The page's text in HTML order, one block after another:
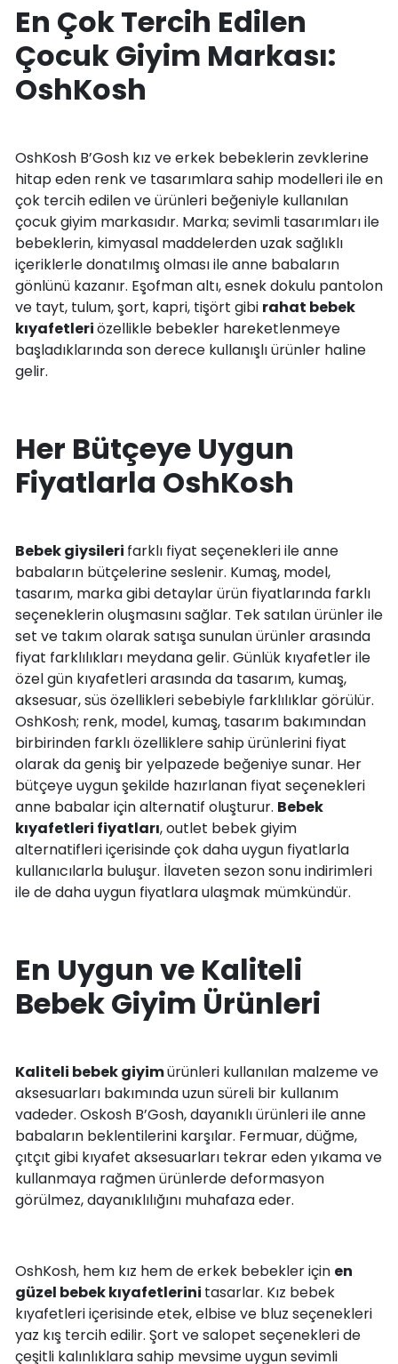
En Çok Tercih Edilen
Çocuk Giyim Markası:
OshKosh
OshKosh B’Gosh kız ve erkek bebeklerin zevklerine
hitap eden renk ve tasarımlara sahip modelleri ile en
çok tercih edilen ve ürünleri beğeniyle kullanılan
çocuk giyim markasıdır. Marka; sevimli tasarımları ile
bebeklerin, kimyasal maddelerden uzak sağlıklı
içeriklerle donatılmış olması ile anne babaların
gönlünü kazanır. Eşofman altı, esnek dokulu pantolon
ve tayt, tulum, şort, kapri, tişört gibi rahat bebek
kıyafetleriözellikle bebekler hareketlenmeye
başladıklarında son derece kullanışlı ürünler haline
gelir.
Her Bütçeye Uygun
Fiyatlarla OshKosh
Bebek giysileri farklı fiyat seçenekleri ile anne
babaların bütçelerine seslenir. Kumaş, model,
tasarım, marka gibi detaylar ürün fiyatlarında farklı
seçeneklerin oluşmasını sağlar. Tek satılan ürünler ile
set ve takım olarak satışa sunulan ürünler arasında
fiyat farklılıkları meydana gelir. Günlük kıyafetler ile
özel gün kıyafetleri arasında da tasarım, kumaş,
aksesuar, süs özellikleri sebebiyle farklılıklar görülür.
OshKosh; renk, model, kumaş, tasarım bakımından
birbirinden farklı özelliklere sahip ürünlerini fiyat
olarak da geniş bir yelpazede beğeniye sunar. Her
bütçeye uygun şekilde hazırlanan fiyat seçenekleri
anne babalar için alternatif oluşturur. Bebek
kıyafetleri fiyatları, outlet bebek giyim
alternatifleri içerisinde çok daha uygun fiyatlarla
kullanıcılarla buluşur. İlaveten sezon sonu indirimleri
ile de daha uygun fiyatlara ulaşmak mümkündür.
En Uygun ve Kaliteli
Bebek Giyim Ürünleri
Kaliteli bebek giyimürünleri kullanılan malzeme ve
aksesuarları bakımında uzun süreli bir kullanım
vadeder. Oskosh B’Gosh, dayanıklı ürünleri ile anne
babaların beklentilerini karşılar. Fermuar, düğme,
çıtçıt gibi kıyafet aksesuarları tekrar eden yıkama ve
kullanmaya rağmen ürünlerde deformasyon
görülmez, dayanıklılığını muhafaza eder.
OshKosh, hem kız hem de erkek bebekler için en
güzel bebek kıyafetlerini tasarlar. Kız bebek
kıyafetleri içerisinde etek, elbise ve bluz seçenekleri
yaz kış tercih edilir. Şort ve salopet seçenekleri de
çeşitli kalınlıklara sahip mevsime uygun sevimli